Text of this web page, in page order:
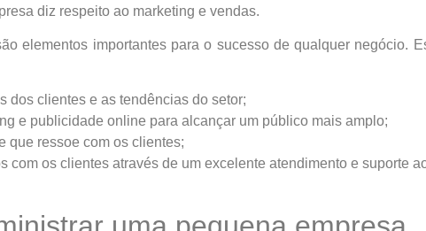
diz respeito ao marketing e vendas.
elementos importantes para o sucesso de qualquer negócio.
dos clientes e as tendências do setor;
e publicidade online para alcançar um público mais amplo;
que ressoe com os clientes;
com os clientes através de um excelente atendimento e suporte